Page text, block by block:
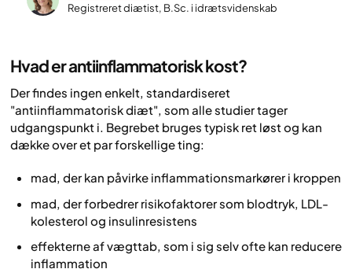
Registreret diætist, B.Sc. i idrætsvidenskab
Hvad er antiinflammatorisk kost?
Der findes ingen enkelt, standardiseret
"antiinflammatorisk diæt", som alle studier tager
udgangspunkt i. Begrebet bruges typisk ret løst og kan
dække over et par forskellige ting:
mad, der kan påvirke inflammationsmarkører i kroppen
mad, der forbedrer risikofaktorer som blodtryk, LDL-
kolesterol og insulinresistens
effekterne af vægttab, som i sig selv ofte kan reducere
inflammation